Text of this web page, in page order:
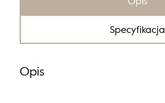
Specyfikacja
Opis